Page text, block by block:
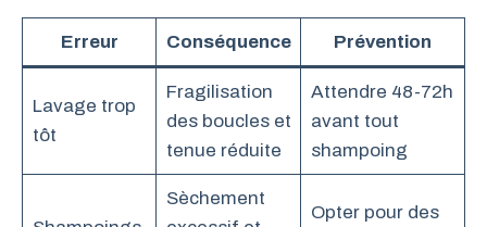
Erreur Conséquence Prévention
Lavage trop
tôt
Fragilisation
des boucles et
tenue réduite
Attendre 48-72h
avant tout
shampoing
Sèchement
Opter pour des